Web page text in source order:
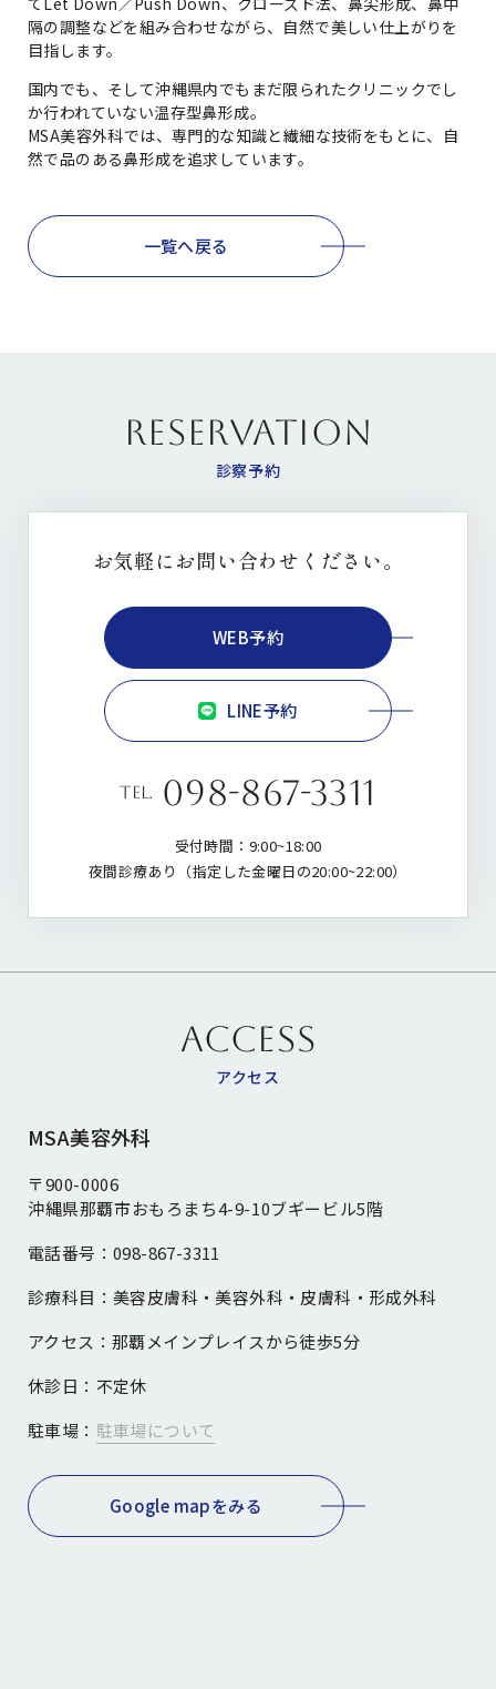
隔の調整などを組み合わせながら、自然で美しい仕上がりを
目指します。
国内でも、そして沖縄県内でもまだ限られたクリニックでし
か行われていない温存型鼻形成。
MSA美容外科では、専門的な知識と繊細な技術をもとに、自
然で品のある鼻形成を追求しています。
一覧へ戻る
RESERVATION
診察予約
お気軽にお問い合わせください。
tel. 098-867-3311
受付時間：9:00~18:00
夜間診療あり（指定した金曜日の20:00~22:00）
WEB予約
LINE予約
ACCESS
アクセス
MSA美容外科
〒900-0006
沖縄県那覇市おもろまち4-9-10ブギービル5階
電話番号： 098-867-3311
診療科目： 美容皮膚科・美容外科・皮膚科・形成外科
アクセス： 那覇メインプレイスから徒歩5分
休診日： 不定休
駐車場： 駐車場について
Google mapをみる